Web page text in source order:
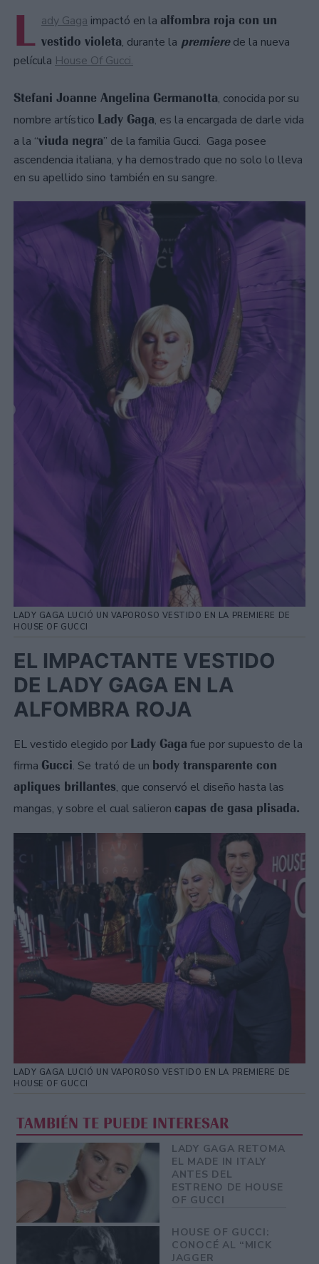
L ady Gaga impactó en la alfombra roja con un
vestido violeta, durante la premierede la nueva
película House Of Gucci.
Stefani Joanne Angelina Germanotta, conocida por su
nombre artístico Lady Gaga, es la encargada de darle vida
a la “viuda negra” de la familia Gucci. Gaga posee
ascendencia italiana, y ha demostrado que no solo lo lleva
en su apellido sino también en su sangre.
LADY GAGA LUCIÓ UN VAPOROSO VESTIDO EN LA PREMIERE DE
HOUSE OF GUCCI
EL IMPACTANTE VESTIDO
DE LADY GAGA EN LA
ALFOMBRA ROJA
EL vestido elegido por Lady Gaga fue por supuesto de la
firma Gucci. Se trató de un body transparente con
apliques brillantes, que conservó el diseño hasta las
mangas, y sobre el cual salieron capas de gasa plisada.
LADY GAGA LUCIÓ UN VAPOROSO VESTIDO EN LA PREMIERE DE
HOUSE OF GUCCI
TAMBIÉN TE PUEDE INTERESAR
LADY GAGA RETOMA
EL MADE IN ITALY
ANTES DEL
ESTRENO DE HOUSE
OF GUCCI
HOUSE OF GUCCI:
CONOCÉ AL “MICK
JAGGER